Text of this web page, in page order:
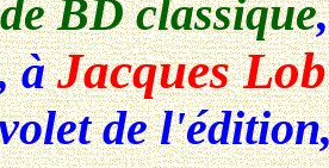
de BD classique
àJacques Lob
de l'édition